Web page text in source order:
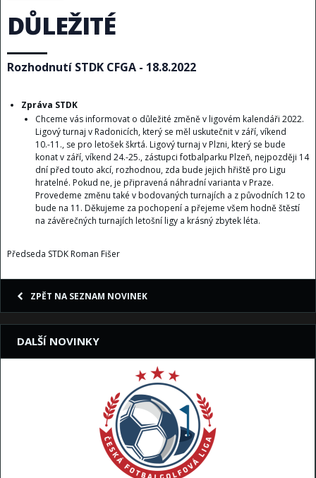
DŮLEŽITÉ
Rozhodnutí STDK CFGA - 18.8.2022
Zpráva STDK
Chceme vás informovat o důležité změně v ligovém kalendáři 2022.
Ligový turnaj v Radonicích, který se měl uskutečnit v září, víkend
10.-11., se pro letošek škrtá. Ligový turnaj v Plzni, který se bude
konat v září, víkend 24.-25., zástupci fotbalparku Plzeň, nejpozději 14
dní před touto akcí, rozhodnou, zda bude jejich hřiště pro Ligu
hratelné. Pokud ne, je připravená náhradní varianta v Praze.
Provedeme změnu také v bodovaných turnajích a z původních 12 to
bude na 11. Děkujeme za pochopení a přejeme všem hodně štěstí
na závěrečných turnajích letošní ligy a krásný zbytek léta.
Předseda STDK Roman Fišer
ZPĚT NA SEZNAM NOVINEK
DALŠÍ NOVINKY